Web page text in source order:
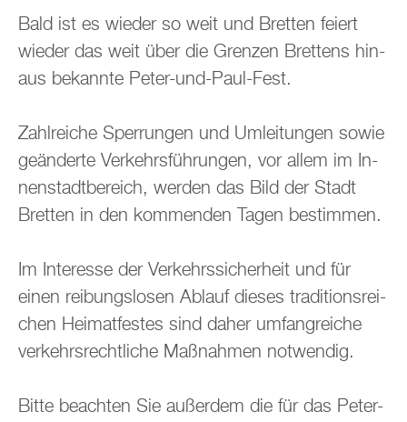
Bald ist es wie­der so weit und Brett­en fei­ert
wie­der das weit über die Gren­zen Brettens hin­
aus be­kann­te Peter-und-Paul-Fest.
Zahl­rei­che Sper­run­gen und Um­lei­tun­gen sowie
ge­än­der­te Ver­kehrs­füh­run­gen, vor allem im In­
nen­stadt­be­reich, wer­den das Bild der Stadt
Brett­en in den kom­men­den Tagen be­stim­men.
Im In­ter­es­se der Ver­kehrs­si­cher­heit und für
einen rei­bungs­lo­sen Ab­lauf die­ses tra­di­ti­ons­rei­
chen Hei­mat­fes­tes sind daher um­fang­rei­che
ver­kehrs­recht­li­che Maß­nah­men not­wen­dig.
Bitte be­ach­ten Sie au­ßer­dem die für das Peter-